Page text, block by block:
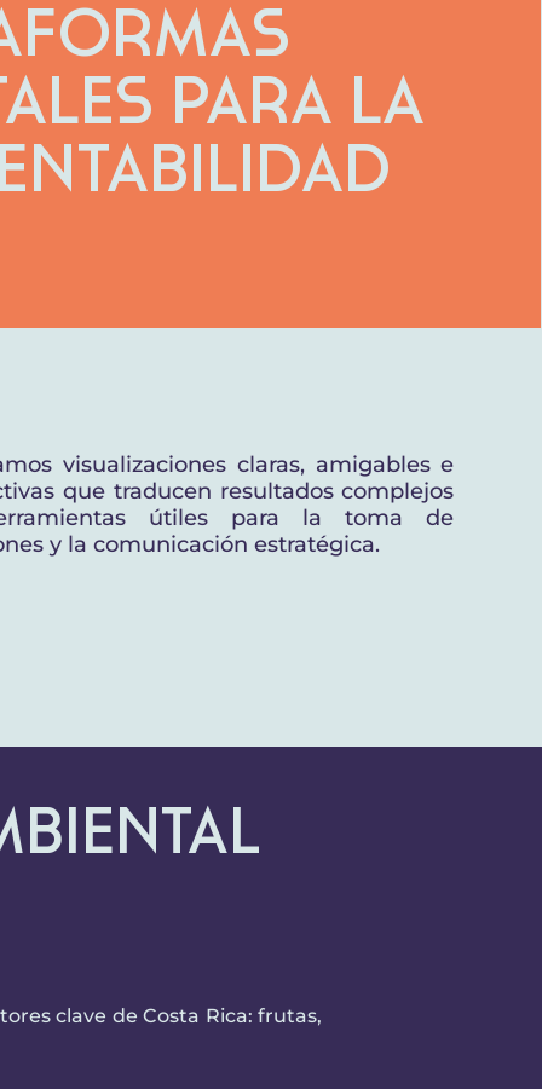
para la
visualizaciones claras, amigables e
que traducen resultados complejos
útiles para la toma de
y la comunicación estratégica.
clave de Costa Rica: frutas,